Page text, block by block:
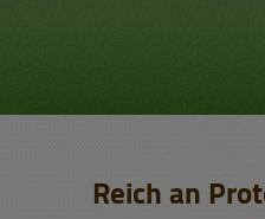
Reich an